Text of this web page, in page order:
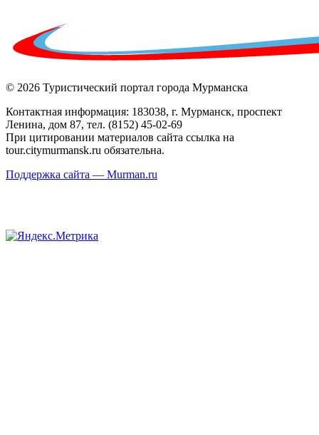
© 2026 Туристический портал города Мурманска
Контактная информация: 183038, г. Мурманск, проспект
Ленина, дом 87, тел. (8152) 45-02-69
При цитировании материалов сайта ссылка на
tour.citymurmansk.ru обязательна.
Поддержка сайта — Murman.ru